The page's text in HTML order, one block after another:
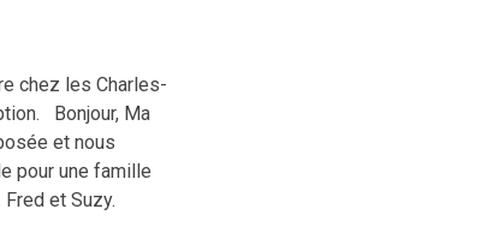
chez les Charles-
Bonjour, Ma
et nous
pour une famille
et Suzy.